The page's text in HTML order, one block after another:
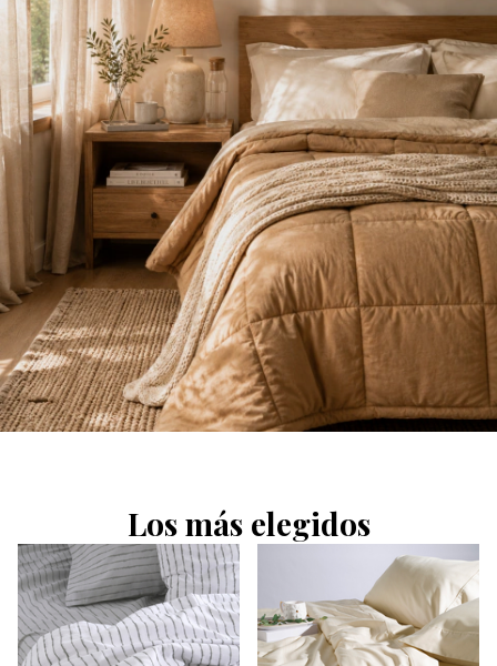
Los más elegidos